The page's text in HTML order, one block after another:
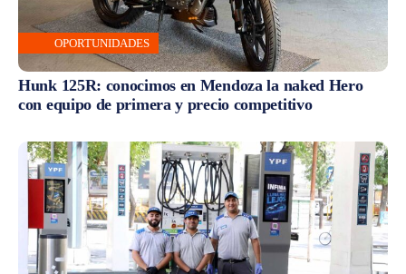
OPORTUNIDADES
Hunk 125R: conocimos en Mendoza la naked Hero
con equipo de primera y precio competitivo